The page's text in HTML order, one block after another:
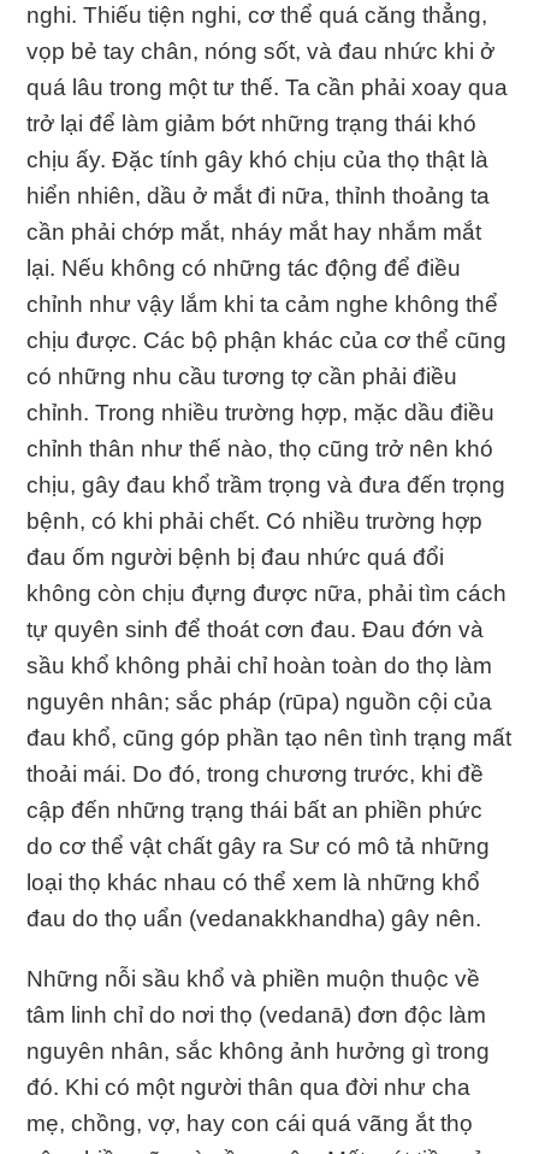
nghi. Thiếu tiện nghi, cơ thể quá căng thẳng,
vọp bẻ tay chân, nóng sốt, và đau nhức khi ở
quá lâu trong một tư thế. Ta cần phải xoay qua
trở lại để làm giảm bớt những trạng thái khó
chịu ấy. Ðặc tính gây khó chịu của thọ thật là
hiển nhiên, dầu ở mắt đi nữa, thỉnh thoảng ta
cần phải chớp mắt, nháy mắt hay nhắm mắt
lại. Nếu không có những tác động để điều
chỉnh như vậy lắm khi ta cảm nghe không thể
chịu được. Các bộ phận khác của cơ thể cũng
có những nhu cầu tương tợ cần phải điều
chỉnh. Trong nhiều trường hợp, mặc dầu điều
chỉnh thân như thế nào, thọ cũng trở nên khó
chịu, gây đau khổ trầm trọng và đưa đến trọng
bệnh, có khi phải chết. Có nhiều trường hợp
đau ốm người bệnh bị đau nhức quá đổi
không còn chịu đựng được nữa, phải tìm cách
tự quyên sinh để thoát cơn đau. Ðau đớn và
sầu khổ không phải chỉ hoàn toàn do thọ làm
nguyên nhân; sắc pháp (rūpa) nguồn cội của
đau khổ, cũng góp phần tạo nên tình trạng mất
thoải mái. Do đó, trong chương trước, khi đề
cập đến những trạng thái bất an phiền phức
do cơ thể vật chất gây ra Sư có mô tả những
loại thọ khác nhau có thể xem là những khổ
đau do thọ uẩn (vedanakkhandha) gây nên.
Những nỗi sầu khổ và phiền muộn thuộc về
tâm linh chỉ do nơi thọ (vedanā) đơn độc làm
nguyên nhân, sắc không ảnh hưởng gì trong
đó. Khi có một người thân qua đời như cha
mẹ, chồng, vợ, hay con cái quá vãng ắt thọ